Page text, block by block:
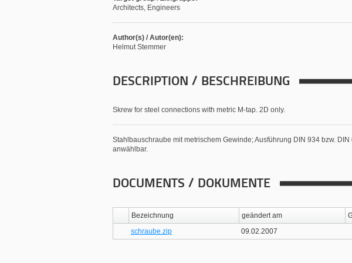
Architects, Engineers
Author(s) / Autor(en):
Helmut Stemmer
DESCRIPTION / BESCHREIBUNG
Skrew for steel connections with metric M-tap. 2D only.
Stahlbauschraube mit metrischem Gewinde; Ausführung DIN 934 bzw.
anwählbar.
DOCUMENTS / DOKUMENTE
Bezeichnung geändert am
schraube.zip
09.02.2007